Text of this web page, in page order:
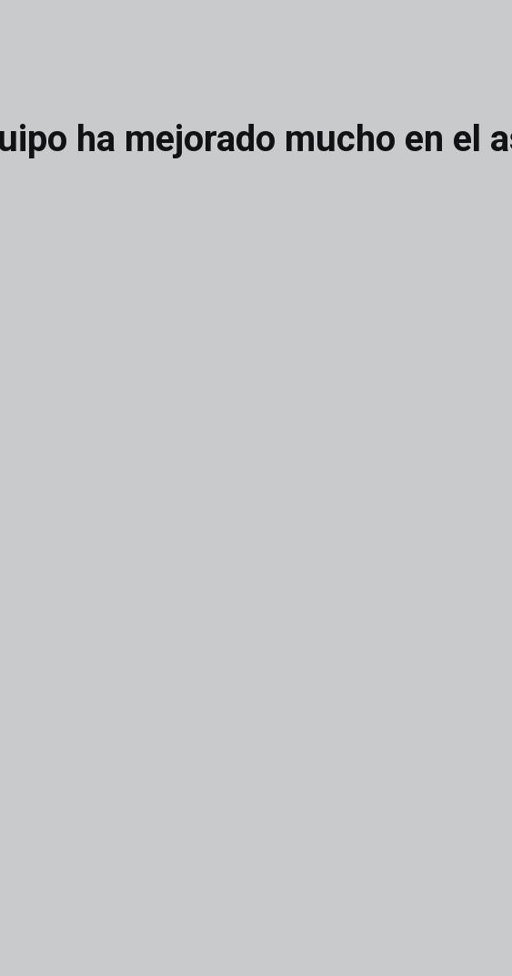
ha mejorado mucho en el